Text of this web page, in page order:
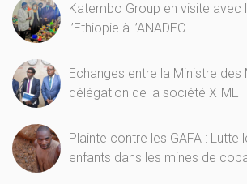
Katembo Group en visite avec
l’Ethiopie à l’ANADEC
Echanges entre la Ministre des
délégation de la société XIMEI
Plainte contre les GAFA : Lutte
enfants dans les mines de